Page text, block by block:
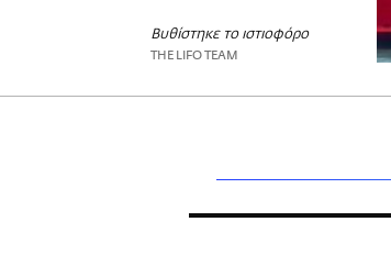
Βυθίστηκε το ιστιοφόρο
THE LIFO TEAM